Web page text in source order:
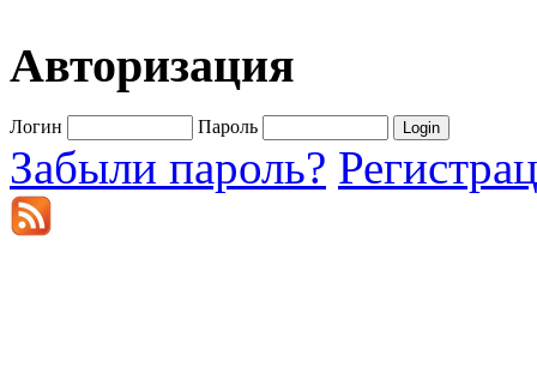
Авторизация
Логин Пароль
Забыли пароль?